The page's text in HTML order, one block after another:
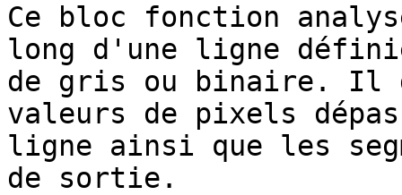
Ce bloc fonction
long d'une ligne
de gris ou binaire. Il
valeurs de pixels
ligne ainsi que les
de sortie.